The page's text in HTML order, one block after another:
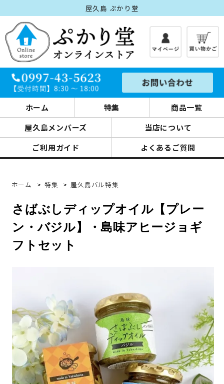
屋久島 ぷかり堂
ホーム 特集
商品一覧
屋久島メンバーズ
当店について
ご利用ガイド
よくあるご質問
ホーム > 特集 > 屋久島バル特集
さばぶしディップオイル【プレー
ン・バジル】・島味アヒージョギ
フトセット